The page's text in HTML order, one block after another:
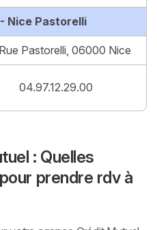
Nice Pastorelli
Pastorelli, 06000 Nice
04.97.12.29.00
: Quelles
prendre rdv à